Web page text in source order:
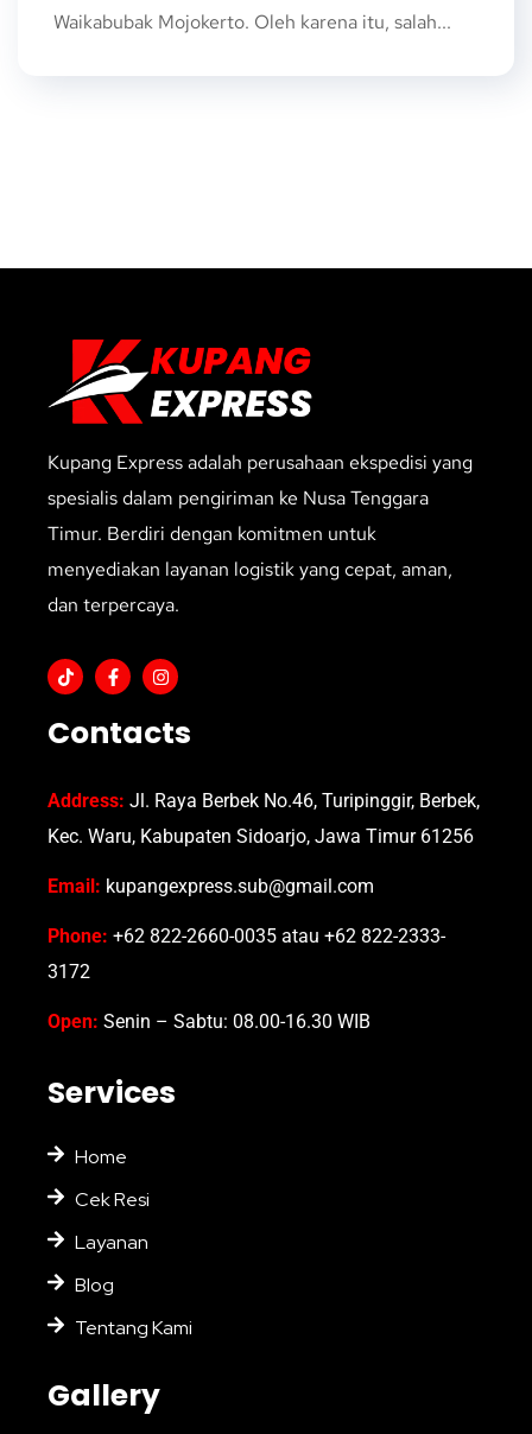
Waikabubak Mojokerto. Oleh karena itu, salah...
Kupang Express adalah perusahaan ekspedisi yang
spesialis dalam pengiriman ke Nusa Tenggara
Timur. Berdiri dengan komitmen untuk
menyediakan layanan logistik yang cepat, aman,
dan terpercaya.
Contacts
Address: Jl. Raya Berbek No.46, Turipinggir, Berbek,
Kec. Waru, Kabupaten Sidoarjo, Jawa Timur 61256
Email: kupangexpress.sub@gmail.com
Phone: +62 822-2660-0035 atau +62 822-2333-
3172
Open: Senin – Sabtu: 08.00-16.30 WIB
Services
Home
Cek Resi
Layanan
Blog
Tentang Kami
Gallery